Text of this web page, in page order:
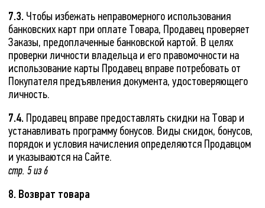
7.3. Чтобы избежать неправомерного использования
банковских карт при оплате Товара, Продавец проверяет
Заказы, предоплаченные банковской картой. В целях
проверки личности владельца и его правомочности на
использование карты Продавец вправе потребовать от
Покупателя предъявления документа, удостоверяющего
личность.
7.4. Продавец вправе предоставлять скидки на Товар и
устанавливать программу бонусов. Виды скидок, бонусов,
порядок и условия начисления определяются Продавцом
и указываются на Сайте.
стр. 5 из 6
8. Возврат товара